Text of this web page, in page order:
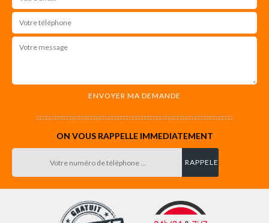
ON VOUS RAPPELLE IMMEDIATEMENT